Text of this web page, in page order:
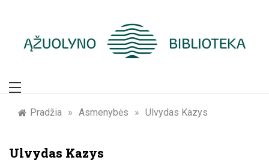
Žymūs Kauno
žmonės: atminimo
įamžinimas
Pradžia » Asmenybės » Ulvydas Kazys
Ulvydas Kazys